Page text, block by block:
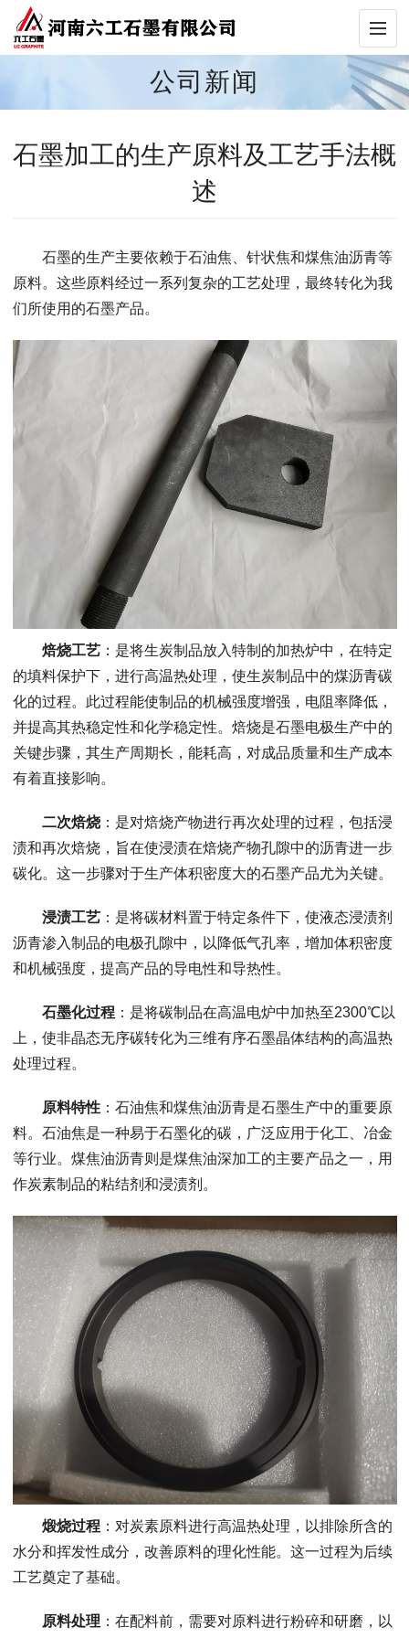
公司新闻
石墨加工的生产原料及工艺手法概
述
石墨的生产主要依赖于石油焦、针状焦和煤焦油沥青等
原料。这些原料经过一系列复杂的工艺处理，最终转化为我
们所使用的石墨产品。
焙烧工艺：是将生炭制品放入特制的加热炉中，在特定
的填料保护下，进行高温热处理，使生炭制品中的煤沥青碳
化的过程。此过程能使制品的机械强度增强，电阻率降低，
并提高其热稳定性和化学稳定性。焙烧是石墨电极生产中的
关键步骤，其生产周期长，能耗高，对成品质量和生产成本
有着直接影响。
二次焙烧：是对焙烧产物进行再次处理的过程，包括浸
渍和再次焙烧，旨在使浸渍在焙烧产物孔隙中的沥青进一步
碳化。这一步骤对于生产体积密度大的石墨产品尤为关键。
浸渍工艺：是将碳材料置于特定条件下，使液态浸渍剂
沥青渗入制品的电极孔隙中，以降低气孔率，增加体积密度
和机械强度，提高产品的导电性和导热性。
石墨化过程：是将碳制品在高温电炉中加热至2300℃以
上，使非晶态无序碳转化为三维有序石墨晶体结构的高温热
处理过程。
原料特性：石油焦和煤焦油沥青是石墨生产中的重要原
料。石油焦是一种易于石墨化的碳，广泛应用于化工、冶金
等行业。煤焦油沥青则是煤焦油深加工的主要产品之一，用
作炭素制品的粘结剂和浸渍剂。
煅烧过程：对炭素原料进行高温热处理，以排除所含的
水分和挥发性成分，改善原料的理化性能。这一过程为后续
工艺奠定了基础。
原料处理 ：在配料前，需要对原料进行粉碎和研磨，以